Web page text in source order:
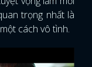
trọng nhất là
cách vô tình.